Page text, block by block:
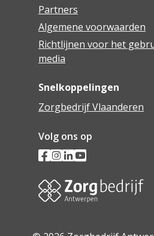
Partners
Algemene voorwaarden
Richtlijnen voor het
media
Snelkoppelingen
Zorgbedrijf Vlaanderen
Volg ons op